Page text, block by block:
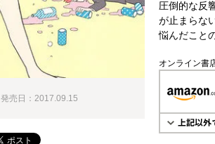
圧倒的な反
が止まらな
悩んだこと
オンライン書
発売日：2017.09.15